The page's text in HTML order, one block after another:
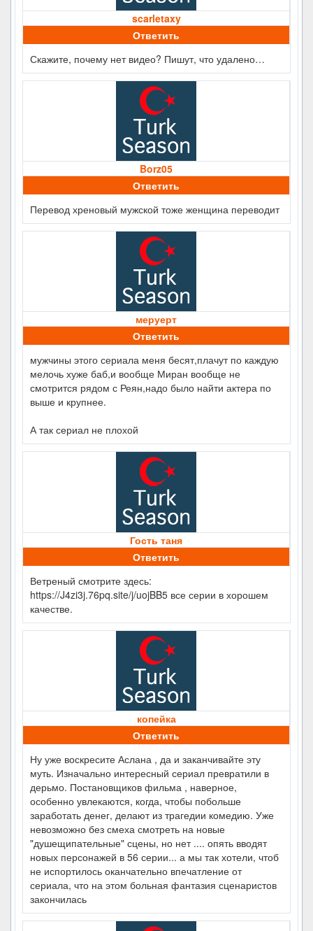
scarletaxy
Ответить
Скажите, почему нет видео? Пишут, что удалено…
Borz05
Ответить
Перевод хреновый мужской тоже женщина переводит
меруерт
Ответить
мужчины этого сериала меня бесят,плачут по каждую
мелочь хуже баб,и вообще Миран вообще не
смотрится рядом с Реян,надо было найти актера по
выше и крупнее.
А так сериал не плохой
Гость таня
Ответить
Ветреный смотрите здесь:
https://J4zi3j.76pq.site/j/uojBB5 все серии в хорошем
качестве.
копейка
Ответить
Ну уже воскресите Аслана , да и заканчивайте эту
муть. Изначально интересный сериал превратили в
дерьмо. Постановщиков фильма , наверное,
особенно увлекаются, когда, чтобы побольше
заработать денег, делают из трагедии комедию. Уже
невозможно без смеха смотреть на новые
"душещипательные" сцены, но нет .... опять вводят
новых персонажей в 56 серии... а мы так хотели, чтоб
не испортилось оканчательно впечатление от
сериала, что на этом больная фантазия сценаристов
закончилась